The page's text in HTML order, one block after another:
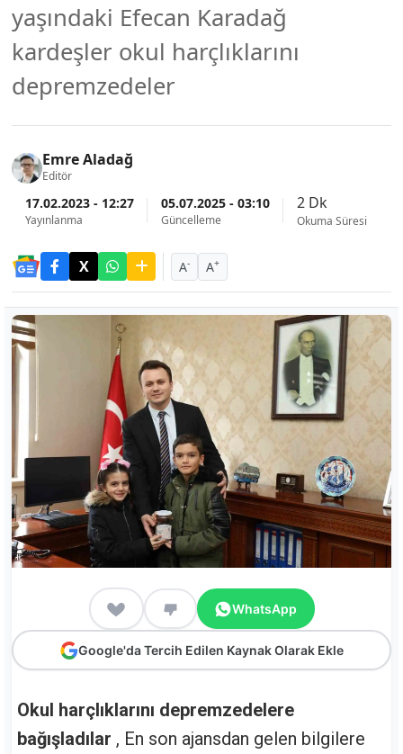
yaşındaki Efecan Karadağ
kardeşler okul harçlıklarını
depremzedeler
Emre Aladağ
Editör
17.02.2023 - 12:27
Yayınlanma
05.07.2025 - 03:10
Güncelleme
2 Dk
Okuma Süresi
A- A+
WhatsApp
Google'da Tercih Edilen Kaynak Olarak Ekle
Okul harçlıklarını depremzedelere
bağışladılar , En son ajansdan gelen bilgilere